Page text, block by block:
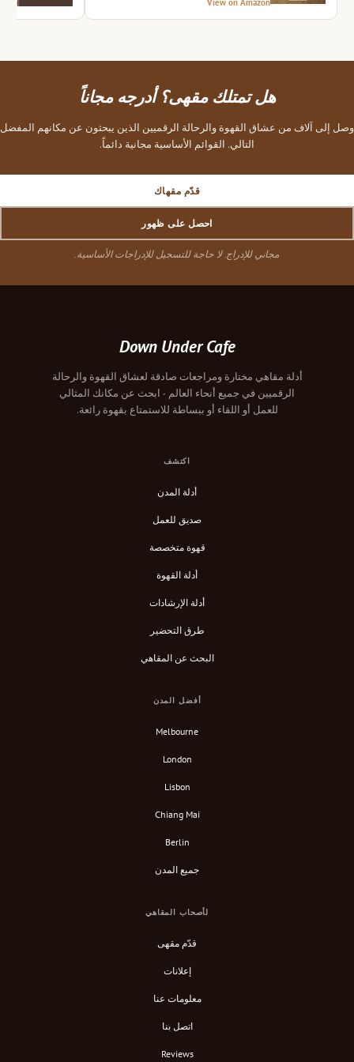
هل تمتلك مقهى؟ أدرجه مجاناً
وصل إلى آلاف من عشاق القهوة والرحالة الرقميين الذين يبحثون عن مكانهم المفضل
التالي. القوائم الأساسية مجانية دائماً.
قدّم مقهاك
احصل على ظهور
مجاني للإدراج. لا حاجة للتسجيل للإدراجات الأساسية.
Down Under Cafe
أدلة مقاهي مختارة ومراجعات صادقة لعشاق القهوة والرحالة
الرقميين في جميع أنحاء العالم - ابحث عن مكانك المثالي
للعمل أو اللقاء أو ببساطة للاستمتاع بقهوة رائعة.
اكتشف
أدلة المدن
صديق للعمل
قهوة متخصصة
أدلة القهوة
أدلة الإرشادات
طرق التحضير
البحث عن المقاهي
أفضل المدن
Melbourne
London
Lisbon
Chiang Mai
Berlin
جميع المدن
لأصحاب المقاهي
قدّم مقهى
إعلانات
معلومات عنا
اتصل بنا
Reviews